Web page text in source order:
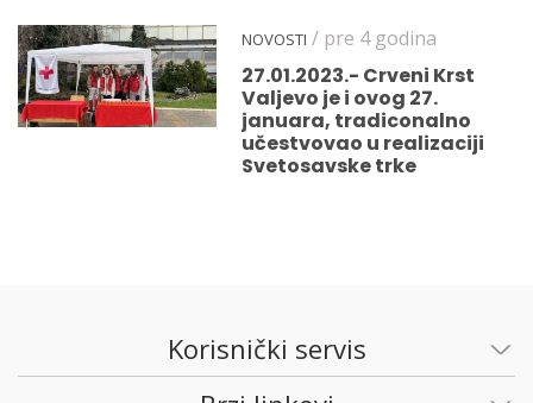
NOVOSTI / pre 4 godina
27.01.2023.- Crveni Krst
Valjevo je i ovog 27.
januara, tradiconalno
učestvovao u realizaciji
Svetosavske trke
Korisnički servis